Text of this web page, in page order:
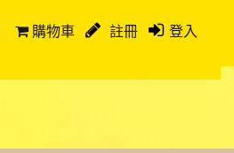
購物車 註冊 登入